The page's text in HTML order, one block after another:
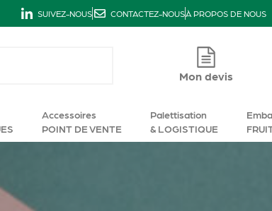
SUIVEZ-NOUS CONTACTEZ-NOUSÀ PROPOS DE NOUS
Mon devis
Accessoires
POINT DE VENTE
Palettisation
& LOGISTIQUE